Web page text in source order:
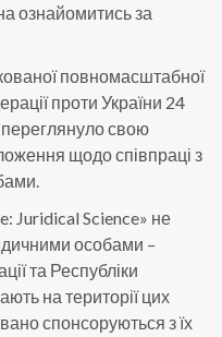
ознайомитись за
повномасштабної
проти України 24
свою
щодо співпраці з
Juridical Science» не
особами –
та Республіки
на території цих
спонсоруються з їх